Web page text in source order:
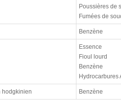
Poussières de
Fumées de
Benzène
Essence
Fioul lourd
Benzène
Hydrocarbures
hodgkinien Benzène